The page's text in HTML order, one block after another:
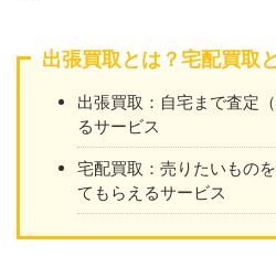
出張買取とは？宅配買取
出張買取：自宅まで査定
るサービス
宅配買取：売りたいもの
てもらえるサービス